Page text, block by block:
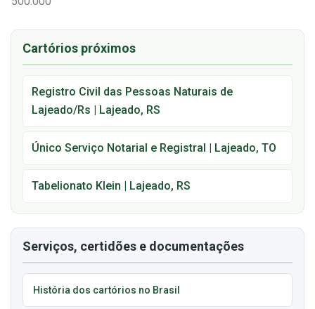
Cartórios próximos
Registro Civil das Pessoas Naturais de
Lajeado/Rs | Lajeado, RS
Único Serviço Notarial e Registral | Lajeado, TO
Tabelionato Klein | Lajeado, RS
Serviços, certidões e documentações
História dos cartórios no Brasil